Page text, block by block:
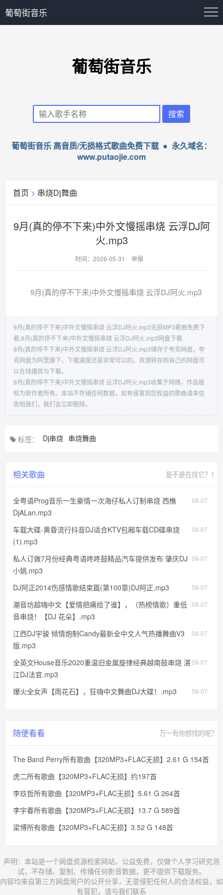
葡萄街音乐
葡萄街音乐
葡萄街音乐 高音质/无损格式歌曲免费下载 ● 永久域名：
www.putaojie.com
首页 > 串烧Dj舞曲
9月(真的停不下来)中外文慢摇串烧 云浮DJ阿
火.mp3
时间：2026-05-31 举报
9月(真的停不下来)中外文慢摇串烧 云浮DJ阿火.mp3
9月(真的停不下来)中外文慢摇串烧 云浮DJ阿火.mp3无损MP3歌曲免费下
载,9月(真的停不下来)中外文慢摇串烧 云浮DJ阿火.mp3网盘下载
9月(真的停不下来)中外文慢摇串烧 云浮DJ阿火.mp3储存于夸克网盘，夸
克网盘为阿里旗下，下载速度还是非常可以的。资源转存到自己的网盘可
以在线播放与下载。
9月(真的停不下来)中外文慢摇串烧 云浮DJ阿火.mp3收集于网络，作品版
权为原作者所有。本站不存储任何数据，如有侵害到您权益的歌曲请来信
告知我们，我们会立即删除。
标签： Dj串烧 串烧舞曲
相关歌曲 是不是在找它？！
08-07
全粤语Prog音乐一生豪情一次海仔私人订制串烧 西樵
DjALan.mp3
08-07
车载大碟-黄昏流行抖音DJ适合KTV包厢车载CD碟串烧
(1).mp3
08-07
私人订做7月份经典粤语咚咚鼓精品汽车提供发布 肇庆DJ
小姚.mp3
08-07
DJ阿正2014伤感情歌结束篇(第100章)DJ阿正.mp3
08-07
潮音坊超嗨中文【爱情把痛给了谁】，（热榜情歌）重低
音串烧！【DJ 花朵】.mp3
08-07
江西DJ宇骏 倾情炮制Candy最新全中文人气热播舞曲V3
版.mp3
08-07
全英文House音乐2020重温旧金属旋律经典越南鼓串烧 湛
江DJ法官.mp3
08-07
爆火全女声【雨花石】，狂嗨中文舞曲DJ大碟！.mp3
随便看看 万一有你想找的呢？
The Band Perry所有歌曲【320MP3+FLAC无损】2.61 G 154首
虎二所有歌曲【320MP3+FLAC无损】约197首
李玖哲所有歌曲【320MP3+FLAC无损】5.61 G 264首
李宇春所有歌曲【320MP3+FLAC无损】13.7 G 589首
梁博所有歌曲【320MP3+FLAC无损】3.52 G 148首
声明：本站是一个网盘资源检索网站，公益免费，仅做个人学习研究测
试，不存储、复制、传播任何影音数据，更不提供下载服务。
内容均来自第三方网盘用户的公开分享，无意侵犯任何人的合法权益，如
有冒犯，请与我们联系